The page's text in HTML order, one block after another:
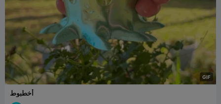
GIF
أخطبوط